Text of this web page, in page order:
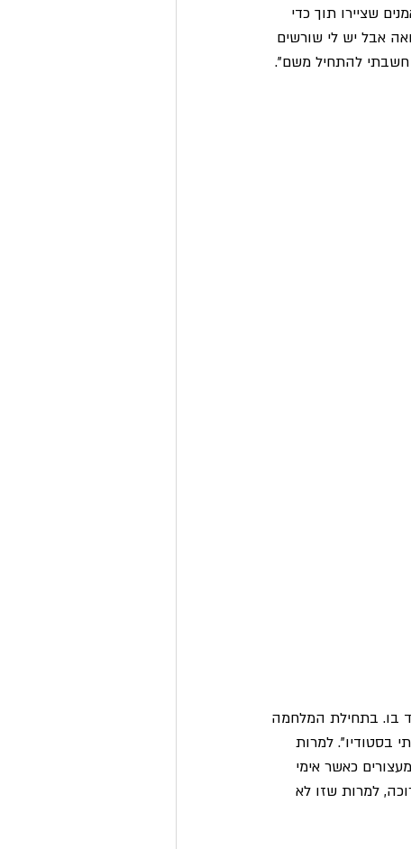
שציירו תוך כדי
אבל יש לי שורשים
חשבתי להתחיל משם".
בו. בתחילת המלחמה
בסטודיו". למרות
כאשר אימי
למרות שזו לא